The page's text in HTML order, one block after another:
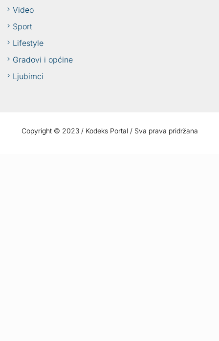
Video
Sport
Lifestyle
Gradovi i općine
Ljubimci
Copyright © 2023 / Kodeks Portal / Sva prava pridržana